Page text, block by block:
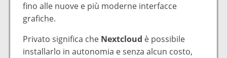
fino alle nuove e più moderne interfacce
grafiche.
Privato significa che Nextcloud è possibile
installarlo in autonomia e senza alcun costo,